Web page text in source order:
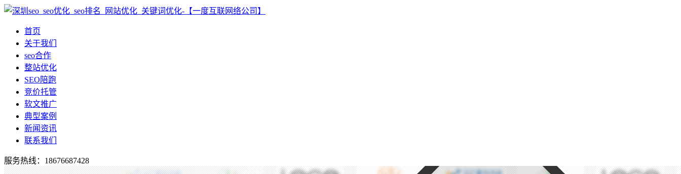
首页
关于我们
seo合作
整站优化
SEO陪跑
竞价托管
软文推广
典型案例
新闻资讯
联系我们
服务热线：18676687428